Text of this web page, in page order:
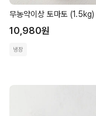
무농약이상 토마토 (1.5kg)
10,980원
냉장